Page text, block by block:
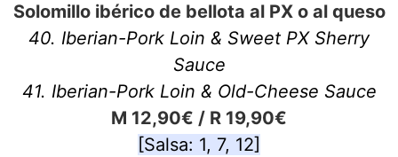
Solomillo ibérico de bellota al PX o al queso
40. Iberian-Pork Loin & Sweet PX Sherry
Sauce
41. Iberian-Pork Loin & Old-Cheese Sauce
M 12,90€ / R 19,90€
[Salsa: 1, 7, 12]